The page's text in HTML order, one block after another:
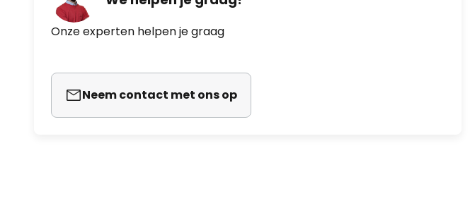
Onze experten helpen je graag
Neem contact met ons op